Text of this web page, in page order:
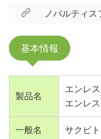
ノバルティス
基本情報
製品名
エンレ
エンレ
一般名 サクビ